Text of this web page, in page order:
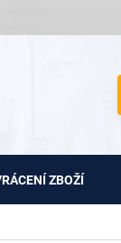
ZBOŽÍ